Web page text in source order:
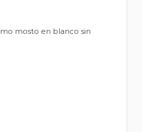
mosto en blanco sin